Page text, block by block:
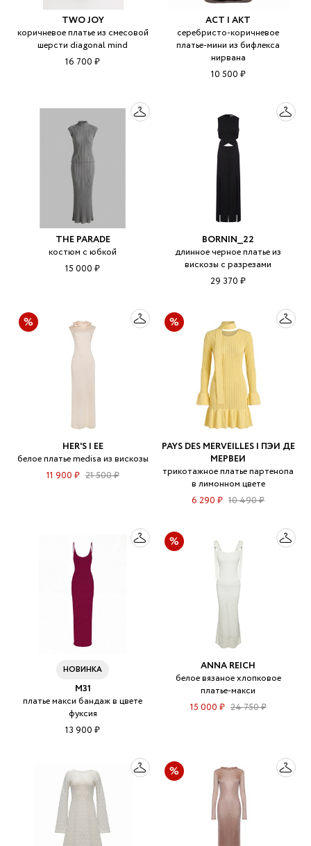
TWO JOY
коричневое платье из смесовой
шерсти diagonal mind
16 700 ₽
ACT | АКТ
серебристо-коричневое
платье-мини из бифлекса
нирвана
10 500 ₽
THE PARADE
костюм с юбкой
15 000 ₽
BORNIN__22
длинное черное платье из
вискозы с разрезами
29 370 ₽
HER'S | ЕЕ
белое платье medisa из вискозы
11 900 ₽ 21 500 ₽
PAYS DES MERVEILLES | ПЭИ ДЕ
МЕРВЕИ
трикотажное платье партенопа
в лимонном цвете
6 290 ₽ 10 490 ₽
НОВИНКА
M31
платье макси бандаж в цвете
фуксия
13 900 ₽
ANNA REICH
белое вязаное хлопковое
платье-макси
15 000 ₽ 24 750 ₽